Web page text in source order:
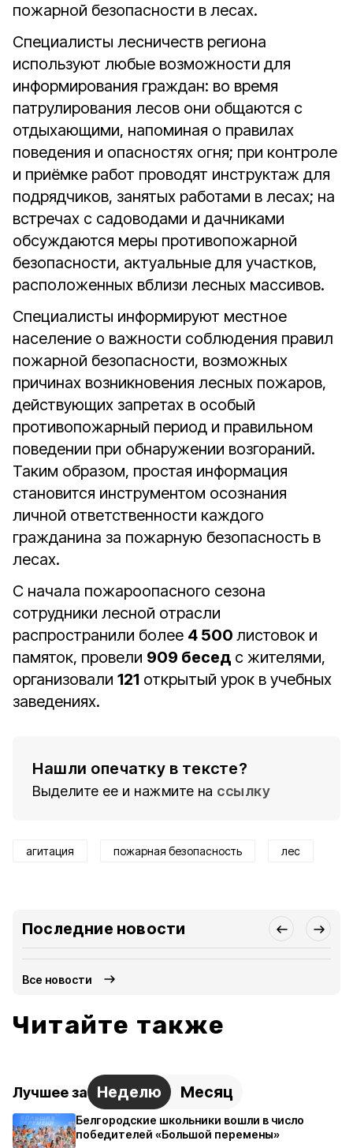
пожарной безопасности в лесах.
Специалисты лесничеств региона
используют любые возможности для
информирования граждан: во время
патрулирования лесов они общаются с
отдыхающими, напоминая о правилах
поведения и опасностях огня; при контроле
и приёмке работ проводят инструктаж для
подрядчиков, занятых работами в лесах; на
встречах с садоводами и дачниками
обсуждаются меры противопожарной
безопасности, актуальные для участков,
расположенных вблизи лесных массивов.
Специалисты информируют местное
население о важности соблюдения правил
пожарной безопасности, возможных
причинах возникновения лесных пожаров,
действующих запретах в особый
противопожарный период и правильном
поведении при обнаружении возгораний.
Таким образом, простая информация
становится инструментом осознания
личной ответственности каждого
гражданина за пожарную безопасность в
лесах.
С начала пожароопасного сезона
сотрудники лесной отрасли
распространили более 4 500 листовок и
памяток, провели 909 бесед с жителями,
организовали 121 открытый урок в учебных
заведениях.
Нашли опечатку в тексте?
Выделите ее и нажмите на ссылку
агитация пожарная безопасность лес
Последние новости
Все новости
Читайте также
Лучшее за Неделю Месяц
Белгородские школьники вошли в число
победителей «Большой перемены»